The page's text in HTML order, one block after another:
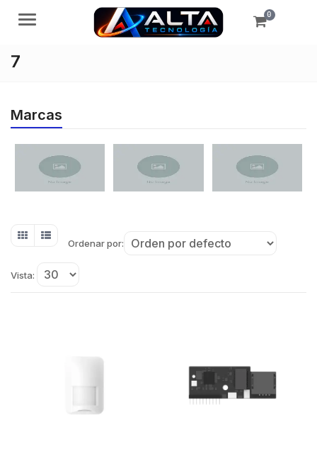
Menú 0
7
Marcas
Ordenar por:
Vista: